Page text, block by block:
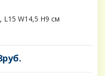
L15 W14,5 H9 см